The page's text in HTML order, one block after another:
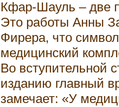
Кфар-Шауль – две
Это работы Анны
Фирера, что
медицинский
Во вступительной
изданию главный
замечает: «У